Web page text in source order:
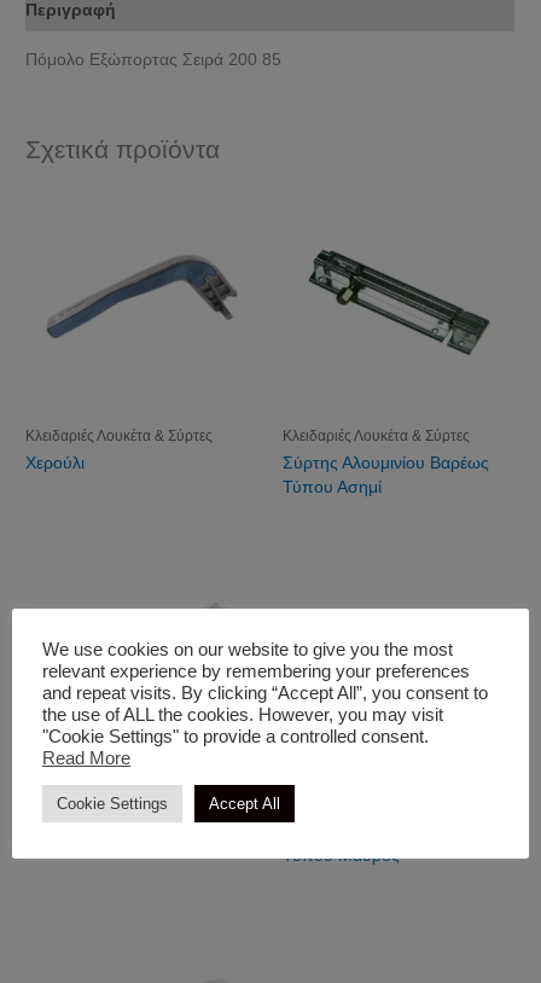
Περιγραφή
Πόμολο Εξώπορτας Σειρά 200 85
Σχετικά προϊόντα
Κλειδαριές Λουκέτα & Σύρτες
Χερούλι
Κλειδαριές Λουκέτα & Σύρτες
Σύρτης Αλουμινίου Βαρέως
Τύπου Ασημί
Κλειδαριές Λουκέτα & Σύρτες
Τύπου Μαύρος
We use cookies on our website to give you the most
relevant experience by remembering your preferences
and repeat visits. By clicking “Accept All”, you consent to
the use of ALL the cookies. However, you may visit
"Cookie Settings" to provide a controlled consent.
Read More
Cookie Settings Accept All